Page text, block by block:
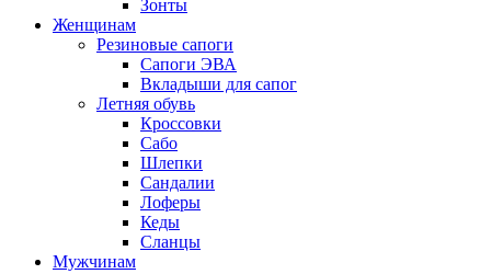
Зонты
Женщинам
Резиновые сапоги
Cапоги ЭВА
Вкладыши для сапог
Летняя обувь
Кроссовки
Сабо
Шлепки
Сандалии
Лоферы
Кеды
Сланцы
Мужчинам